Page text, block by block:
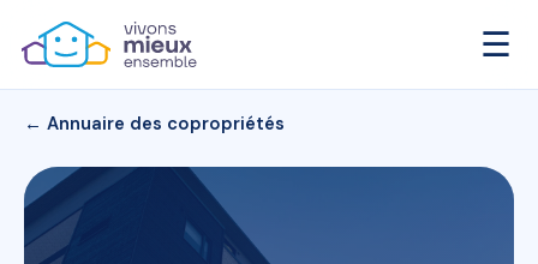
☰
← Annuaire des copropriétés